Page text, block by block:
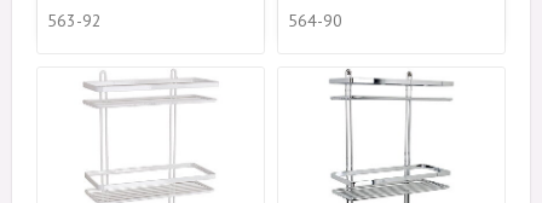
563-92 564-90